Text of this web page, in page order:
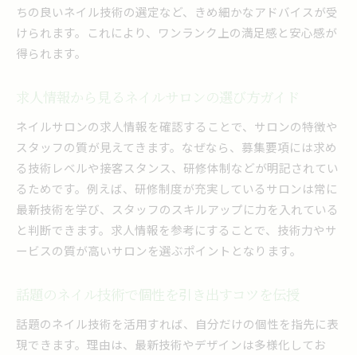
ちの良いネイル技術の選定など、きめ細かなアドバイスが受
けられます。これにより、ワンランク上の満足感と安心感が
得られます。
求人情報から見るネイルサロンの選び方ガイド
ネイルサロンの求人情報を確認することで、サロンの特徴や
スタッフの質が見えてきます。なぜなら、募集要項には求め
る技術レベルや接客スタンス、研修体制などが明記されてい
るためです。例えば、研修制度が充実しているサロンは常に
最新技術を学び、スタッフのスキルアップに力を入れている
と判断できます。求人情報を参考にすることで、技術力やサ
ービスの質が高いサロンを選ぶポイントとなります。
話題のネイル技術で個性を引き出すコツを伝授
話題のネイル技術を活用すれば、自分だけの個性を指先に表
現できます。理由は、最新技術やデザインは多様化してお